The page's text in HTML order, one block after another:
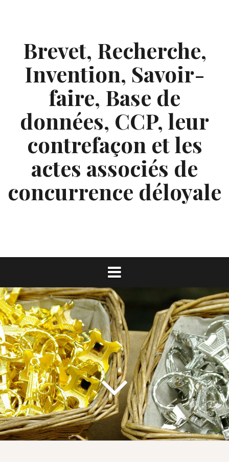
Brevet, Recherche,
Invention, Savoir-
faire, Base de
données, CCP, leur
contrefaçon et les
actes associés de
concurrence déloyale